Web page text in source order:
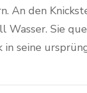
An den
Sie
seine